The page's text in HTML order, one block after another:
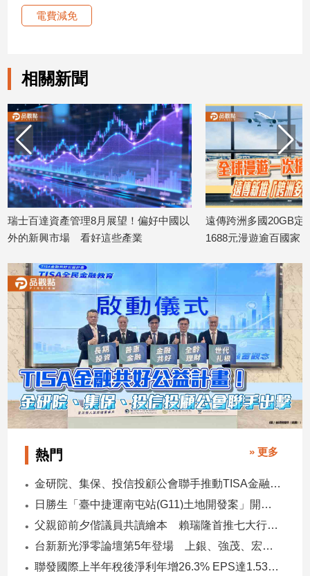
灣
觀
點
南
台
灣
觀
點
樂
娛
樂
星
聞
流
行/
時
尚
追
活
室
電費減免
相關新聞
瑞士百達資產管理8月展望！偏好中國以
外的新興市場 看好這些產業
遠傳跨洲多國20GB
1688元漫遊逾百國家
熱門 » 更多
金研院、集保、投信投顧公會聯手推動TISA金融教育 將辦150場宣講
日勝生「臺中捷運南屯站(G11)土地開發案」開工 迎向臺中三軌時代
父親節前夕偕議員共讀繪本 賴瑞隆首推七大行動建雙語之都
台新新光淨零論壇第5年登場 上銀、強茂、宏碁、金寶經驗分享！
聯發國際上半年稅後淨利年增26.3% EPS達1.53元 下半年茶飲與餐食齊發 營運可望逐季上升